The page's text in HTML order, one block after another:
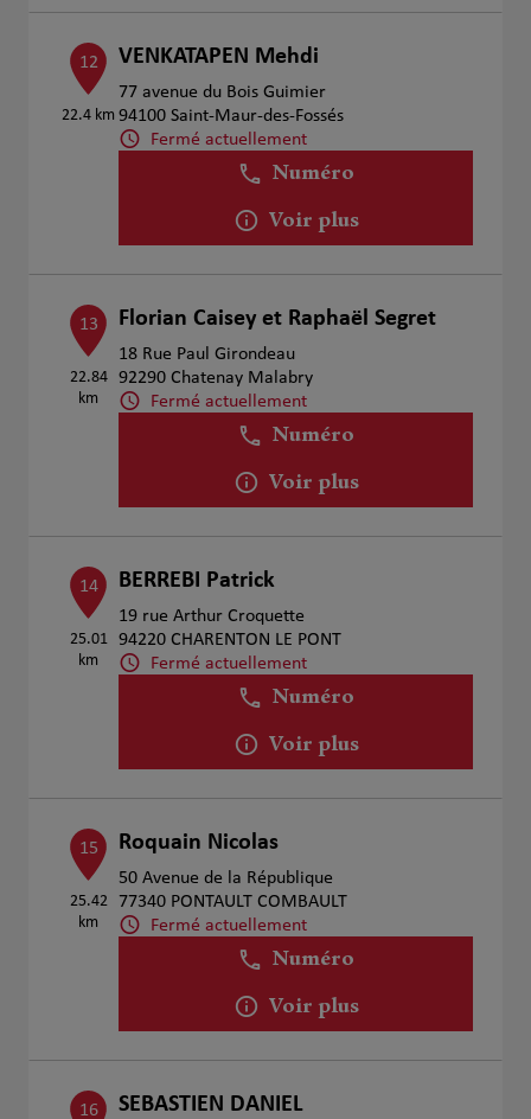
12
22.4 km
VENKATAPEN Mehdi
77 avenue du Bois Guimier
94100 Saint-Maur-des-Fossés
Fermé actuellement
Numéro
Voir plus
13
22.84
km
Florian Caisey et Raphaël Segret
18 Rue Paul Girondeau
92290 Chatenay Malabry
Fermé actuellement
Numéro
Voir plus
14
25.01
km
BERREBI Patrick
19 rue Arthur Croquette
94220 CHARENTON LE PONT
Fermé actuellement
Numéro
Voir plus
15
25.42
km
Roquain Nicolas
50 Avenue de la République
77340 PONTAULT COMBAULT
Fermé actuellement
Numéro
Voir plus
16 SEBASTIEN DANIEL